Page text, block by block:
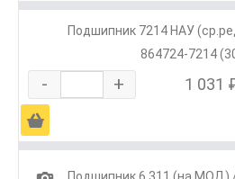
Подшипник 7214 НАУ
864724-7214
- + 1 031
Ä